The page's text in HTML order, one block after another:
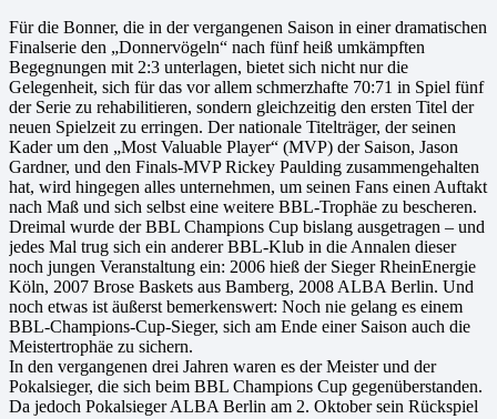
Für die Bonner, die in der vergangenen Saison in einer dramatischen
Finalserie den „Donnervögeln“ nach fünf heiß umkämpften
Begegnungen mit 2:3 unterlagen, bietet sich nicht nur die
Gelegenheit, sich für das vor allem schmerzhafte 70:71 in Spiel fünf
der Serie zu rehabilitieren, sondern gleichzeitig den ersten Titel der
neuen Spielzeit zu erringen. Der nationale Titelträger, der seinen
Kader um den „Most Valuable Player“ (MVP) der Saison, Jason
Gardner, und den Finals-MVP Rickey Paulding zusammengehalten
hat, wird hingegen alles unternehmen, um seinen Fans einen Auftakt
nach Maß und sich selbst eine weitere BBL-Trophäe zu bescheren.
Dreimal wurde der BBL Champions Cup bislang ausgetragen – und
jedes Mal trug sich ein anderer BBL-Klub in die Annalen dieser
noch jungen Veranstaltung ein: 2006 hieß der Sieger RheinEnergie
Köln, 2007 Brose Baskets aus Bamberg, 2008 ALBA Berlin. Und
noch etwas ist äußerst bemerkenswert: Noch nie gelang es einem
BBL-Champions-Cup-Sieger, sich am Ende einer Saison auch die
Meistertrophäe zu sichern.
In den vergangenen drei Jahren waren es der Meister und der
Pokalsieger, die sich beim BBL Champions Cup gegenüberstanden.
Da jedoch Pokalsieger ALBA Berlin am 2. Oktober sein Rückspiel